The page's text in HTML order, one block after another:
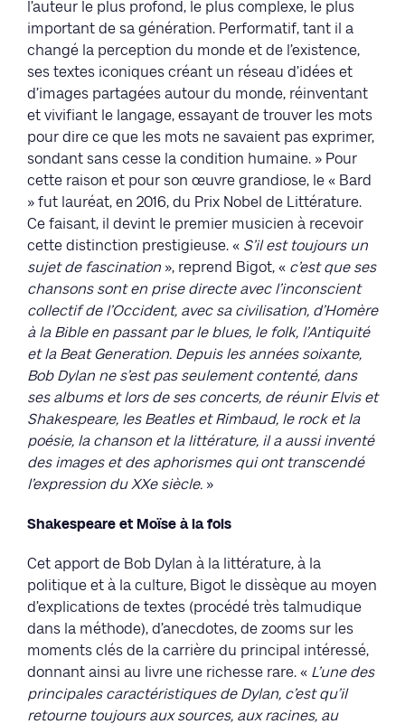
l’auteur le plus profond, le plus complexe, le plus
important de sa génération. Performatif, tant il a
changé la perception du monde et de l’existence,
ses textes iconiques créant un réseau d’idées et
d’images partagées autour du monde, réinventant
et vivifiant le langage, essayant de trouver les mots
pour dire ce que les mots ne savaient pas exprimer,
sondant sans cesse la condition humaine. » Pour
cette raison et pour son œuvre grandiose, le « Bard
» fut lauréat, en 2016, du Prix Nobel de Littérature.
Ce faisant, il devint le premier musicien à recevoir
cette distinction prestigieuse. « S’il est toujours un
sujet de fascination », reprend Bigot, « c’est que ses
chansons sont en prise directe avec l’inconscient
collectif de l’Occident, avec sa civilisation, d’Homère
à la Bible en passant par le blues, le folk, l’Antiquité
et la Beat Generation. Depuis les années soixante,
Bob Dylan ne s’est pas seulement contenté, dans
ses albums et lors de ses concerts, de réunir Elvis et
Shakespeare, les Beatles et Rimbaud, le rock et la
poésie, la chanson et la littérature, il a aussi inventé
des images et des aphorismes qui ont transcendé
l’expression du XXe siècle. »
Shakespeare et Moïse à la fois
Cet apport de Bob Dylan à la littérature, à la
politique et à la culture, Bigot le dissèque au moyen
d’explications de textes (procédé très talmudique
dans la méthode), d’anecdotes, de zooms sur les
moments clés de la carrière du principal intéressé,
donnant ainsi au livre une richesse rare. « L’une des
principales caractéristiques de Dylan, c’est qu’il
retourne toujours aux sources, aux racines, au